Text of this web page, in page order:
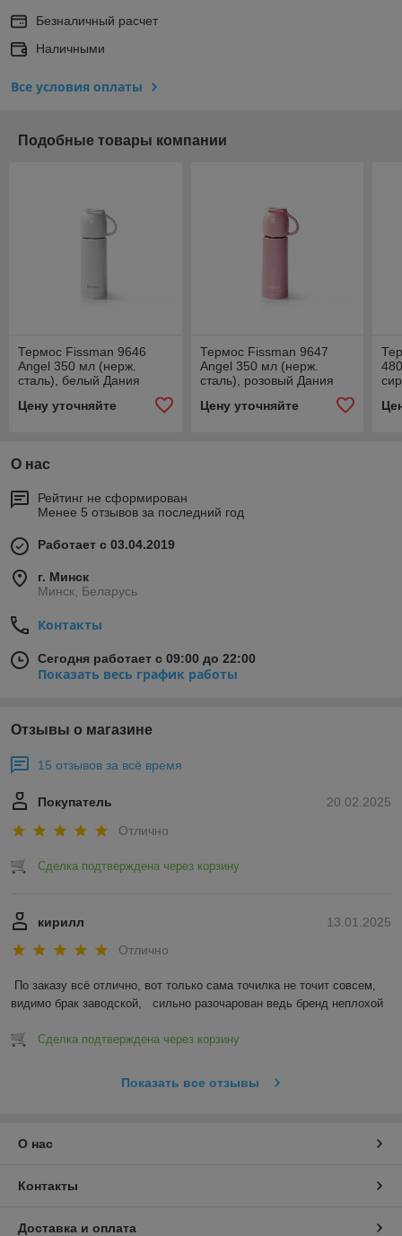
Безналичный расчет
Наличными
Все условия оплаты
Подобные товары компании
Термос Fissman 9646
Angel 350 мл (нерж.
сталь), белый Дания
Цену уточняйте
Термос Fissman 9647
Angel 350 мл (нерж.
сталь), розовый Дания
Цену уточняйте
О нас
Рейтинг не сформирован
Менее 5 отзывов за последний год
Работает с 03.04.2019
г. Минск
Минск, Беларусь
Контакты
Сегодня работает с 09:00 до 22:00
Показать весь график работы
Отзывы о магазине
15 отзывов за всё время
20.02.2025
Покупатель
Отлично
Сделка подтверждена через корзину
13.01.2025
кирилл
Отлично
По заказу всё отлично, вот только сама точилка не точит совсем,
видимо брак заводской,   сильно разочарован ведь бренд неплохой
Сделка подтверждена через корзину
Показать все отзывы
О нас
Контакты
Доставка и оплата